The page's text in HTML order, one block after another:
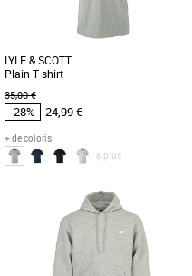
LYLE & SCOTT
Plain T shirt
35,00 €
-28% 24,99 €
+ de coloris
& plus
Vêtements pas cher et Promos
Conçu pour épouser parfaitement la
silhouette, il vous offre un look
classique et intemporel. Nous [...]